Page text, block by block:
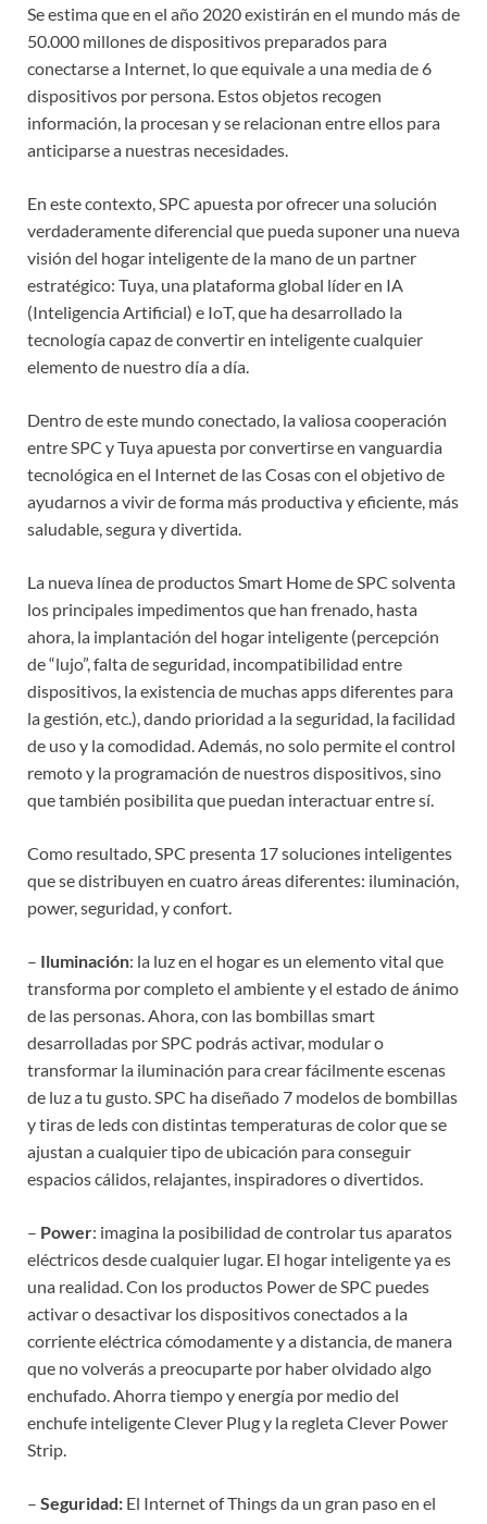
Se estima que en el año 2020 existirán en el mundo más de
50.000 millones de dispositivos preparados para
conectarse a Internet, lo que equivale a una media de 6
dispositivos por persona. Estos objetos recogen
información, la procesan y se relacionan entre ellos para
anticiparse a nuestras necesidades.
En este contexto, SPC apuesta por ofrecer una solución
verdaderamente diferencial que pueda suponer una nueva
visión del hogar inteligente de la mano de un partner
estratégico: Tuya, una plataforma global líder en IA
(Inteligencia Artificial) e IoT, que ha desarrollado la
tecnología capaz de convertir en inteligente cualquier
elemento de nuestro día a día.
Dentro de este mundo conectado, la valiosa cooperación
entre SPC y Tuya apuesta por convertirse en vanguardia
tecnológica en el Internet de las Cosas con el objetivo de
ayudarnos a vivir de forma más productiva y eficiente, más
saludable, segura y divertida.
La nueva línea de productos Smart Home de SPC solventa
los principales impedimentos que han frenado, hasta
ahora, la implantación del hogar inteligente (percepción
de “lujo”, falta de seguridad, incompatibilidad entre
dispositivos, la existencia de muchas apps diferentes para
la gestión, etc.), dando prioridad a la seguridad, la facilidad
de uso y la comodidad. Además, no solo permite el control
remoto y la programación de nuestros dispositivos, sino
que también posibilita que puedan interactuar entre sí.
Como resultado, SPC presenta 17 soluciones inteligentes
que se distribuyen en cuatro áreas diferentes: iluminación,
power, seguridad, y confort.
– Iluminación: la luz en el hogar es un elemento vital que
transforma por completo el ambiente y el estado de ánimo
de las personas. Ahora, con las bombillas smart
desarrolladas por SPC podrás activar, modular o
transformar la iluminación para crear fácilmente escenas
de luz a tu gusto. SPC ha diseñado 7 modelos de bombillas
y tiras de leds con distintas temperaturas de color que se
ajustan a cualquier tipo de ubicación para conseguir
espacios cálidos, relajantes, inspiradores o divertidos.
– Power: imagina la posibilidad de controlar tus aparatos
eléctricos desde cualquier lugar. El hogar inteligente ya es
una realidad. Con los productos Power de SPC puedes
activar o desactivar los dispositivos conectados a la
corriente eléctrica cómodamente y a distancia, de manera
que no volverás a preocuparte por haber olvidado algo
enchufado. Ahorra tiempo y energía por medio del
enchufe inteligente Clever Plug y la regleta Clever Power
Strip.
– Seguridad: El Internet of Things da un gran paso en el